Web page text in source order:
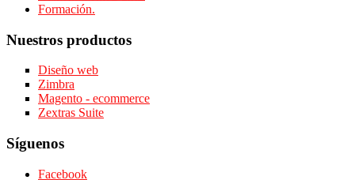
Formación.
Nuestros productos
Diseño web
Zimbra
Magento - ecommerce
Zextras Suite
Síguenos
Facebook